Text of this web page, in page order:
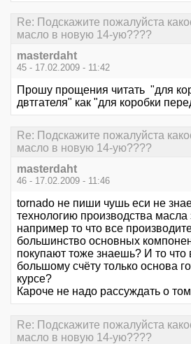
Re: Подскажите пожалуйста
масло в новую 14-ую????
masterdaht
45 - 17.02.2009 - 11:42
Прошу прощения читать "для
двтгателя" как "для коробки
Re: Подскажите пожалуйста
масло в новую 14-ую????
masterdaht
46 - 17.02.2009 - 11:46
tornado не пиши чушь еси не
технологию производства
например то что все
большинство основных
покупают тоже знаешь? И то что
большому счёту только основа
курсе?
Кароче не надо рассуждать о
Re: Подскажите пожалуйста
масло в новую 14-ую????